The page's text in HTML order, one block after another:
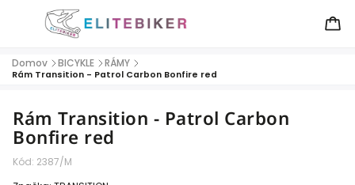
Domov / BICYKLE / RÁMY /
Rám Transition - Patrol Carbon Bonfire red
Rám Transition - Patrol Carbon
Bonfire red
Kód: 2387/M